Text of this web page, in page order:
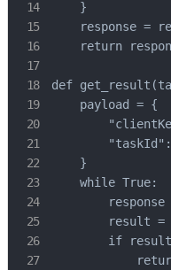
    }
response =
return
def
    payload = {
    }
    while True:
response
result =
if